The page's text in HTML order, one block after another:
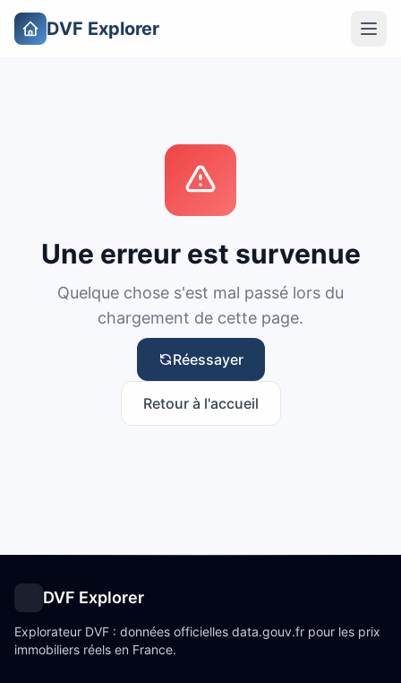
DVF Explorer
Une erreur est survenue
Quelque chose s'est mal passé lors du
chargement de cette page.
Réessayer
Retour à l'accueil
DVF Explorer
Explorateur DVF : données officielles data.gouv.fr pour les prix
immobiliers réels en France.